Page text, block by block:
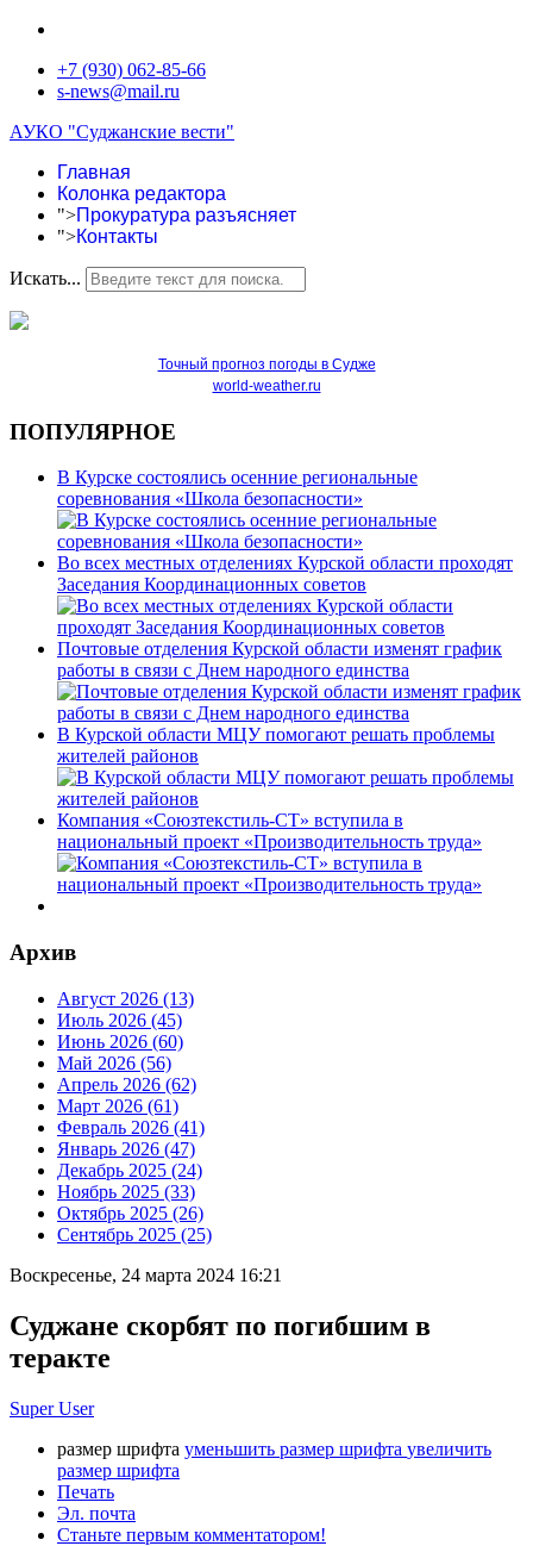
+7 (930) 062-85-66
s-news@mail.ru
АУКО "Суджанские вести"
Главная
Колонка редактора
">Прокуратура разъясняет
">Контакты
Искать...
Точный прогноз погоды в Судже
world-weather.ru
ПОПУЛЯРНОЕ
В Курске состоялись осенние региональные
соревнования «Школа безопасности»
Во всех местных отделениях Курской области проходят
Заседания Координационных советов
Почтовые отделения Курской области изменят график
работы в связи с Днем народного единства
В Курской области МЦУ помогают решать проблемы
жителей районов
Компания «Союзтекстиль-СТ» вступила в
национальный проект «Производительность труда»
Архив
Август 2026 (13)
Июль 2026 (45)
Июнь 2026 (60)
Май 2026 (56)
Апрель 2026 (62)
Март 2026 (61)
Февраль 2026 (41)
Январь 2026 (47)
Декабрь 2025 (24)
Ноябрь 2025 (33)
Октябрь 2025 (26)
Сентябрь 2025 (25)
Воскресенье, 24 марта 2024 16:21
Суджане скорбят по погибшим в
теракте
Super User
размер шрифта уменьшить размер шрифта увеличить
размер шрифта
Печать
Эл. почта
Станьте первым комментатором!